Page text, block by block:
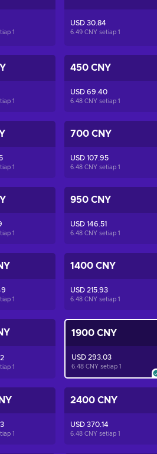
1
USD 30.84
6.49 CNY setiap1
1
450 CNY
USD 69.40
6.48 CNY setiap1
1
700 CNY
USD 107.95
6.48 CNY setiap1
1
950 CNY
USD 146.51
6.48 CNY setiap1
1
1400 CNY
USD 215.93
6.48 CNY setiap1
1
1900 CNY
USD 293.03
6.48 CNY setiap1
1
2400 CNY
USD 370.14
6.48 CNY setiap1